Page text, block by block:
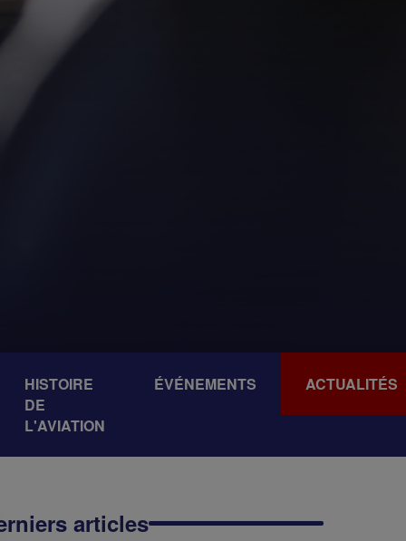
HISTOIRE
DE
L'AVIATION
ÉVÉNEMENTS ACTUALITÉS
articles